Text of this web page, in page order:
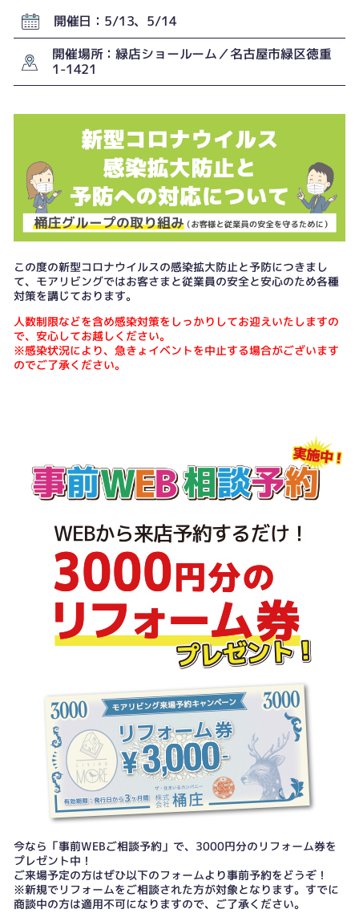
開催日：5/13、5/14
開催場所：緑店ショールーム／名古屋市緑区徳重
1-1421
この度の新型コロナウイルスの感染拡大防止と予防につきまし
て、モアリビングではお客さまと従業員の安全と安心のため各種
対策を講じております。
人数制限などを含め感染対策をしっかりしてお迎えいたしますの
で、安心してお越しください。
※感染状況により、急きょイベントを中止する場合がございます
のでご了承ください。
今なら「事前WEBご相談予約」で、3000円分のリフォーム券を
プレゼント中！
ご来場予定の方はぜひ以下のフォームより事前予約をどうぞ！
※新規でリフォームをご相談された方が対象となります。すでに
商談中の方は適用不可になりますので、ご了承ください。